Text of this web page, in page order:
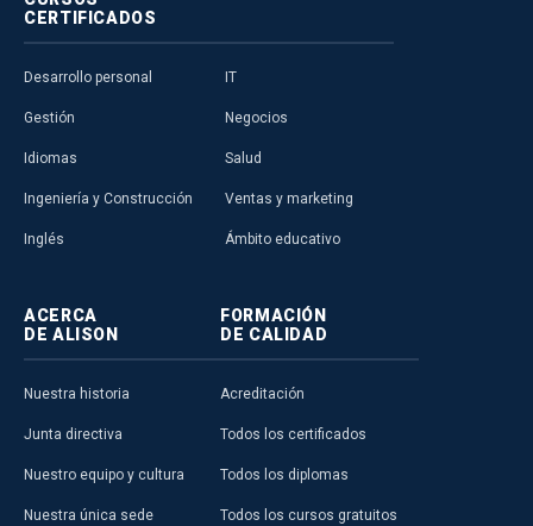
CERTIFICADOS
Desarrollo personal
Gestión
Idiomas
Ingeniería y Construcción
Inglés
IT
Negocios
Salud
Ventas y marketing
Ámbito educativo
ACERCA
DE ALISON
Nuestra historia
Junta directiva
Nuestro equipo y cultura
Nuestra única sede
FORMACIÓN
DE CALIDAD
Acreditación
Todos los certificados
Todos los diplomas
Todos los cursos gratuitos